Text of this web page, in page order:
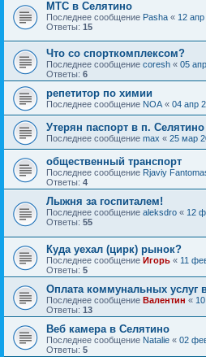
МТС в Селятино
Последнее сообщение Pasha « 12
Ответы: 15
Что со спорткомплексом?
Последнее сообщение coresh « 05
Ответы: 6
репетитор по химии
Последнее сообщение NOA « 04 апр
Утерян паспорт в п. Селятино
Последнее сообщение max « 25 мар
общественный транспорт
Последнее сообщение Rjaviy
Ответы: 4
Лыжня за госпиталем!
Последнее сообщение aleksdro « 12
Ответы: 55
Куда уехал (цирк) рынок?
Последнее сообщение Игорь « 11
Ответы: 5
Оплата коммунальных услуг
Последнее сообщение Валентин «
Ответы: 13
Веб камера в Селятино
Последнее сообщение Natalie « 02
Ответы: 5